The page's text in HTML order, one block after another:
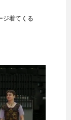
ジ着てくる